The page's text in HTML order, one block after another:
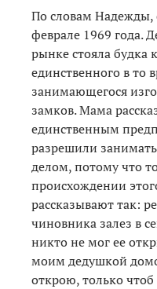
По словам Надежды,
феврале 1969 года.
рынке стояла
единственного в то
занимающегося
замков. Мама
единственным
разрешили
делом, потому что
происхождении
рассказывают так:
чиновника залез в
никто не мог ее
моим дедушкой
открою, только